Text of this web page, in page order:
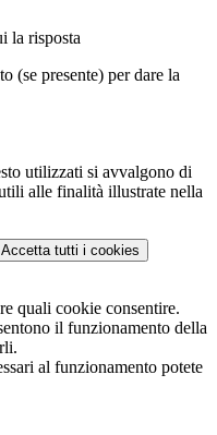
la risposta
(se presente) per dare la
utilizzati si avvalgono di
alle finalità illustrate nella
Accetta tutti i cookies
quali cookie consentire.
il funzionamento della
al funzionamento potete